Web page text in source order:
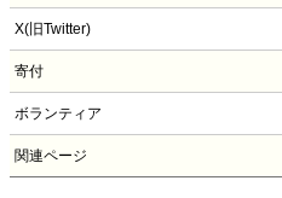
X(旧Twitter)
寄付
ボランティア
関連ページ